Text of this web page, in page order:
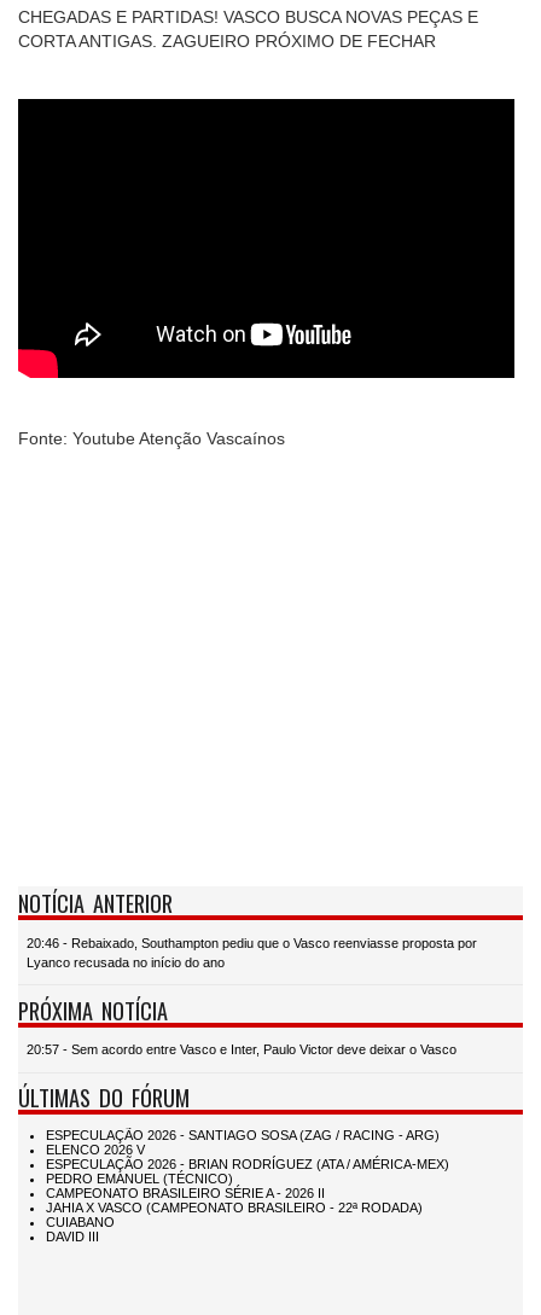
CHEGADAS E PARTIDAS! VASCO BUSCA NOVAS PEÇAS E
CORTA ANTIGAS. ZAGUEIRO PRÓXIMO DE FECHAR
Fonte: Youtube Atenção Vascaínos
NOTÍCIA ANTERIOR
20:46 - Rebaixado, Southampton pediu que o Vasco reenviasse proposta por
Lyanco recusada no início do ano
PRÓXIMA NOTÍCIA
20:57 - Sem acordo entre Vasco e Inter, Paulo Victor deve deixar o Vasco
ÚLTIMAS DO FÓRUM